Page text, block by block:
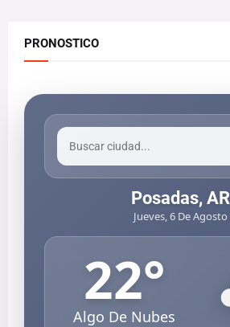
PRONOSTICO
Posadas, AR
Jueves, 6 De Agosto
22°
Algo De Nubes